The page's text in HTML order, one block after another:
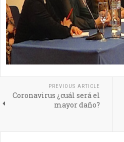
PREVIOUS ARTICLE
Coronavirus ¿cuál será el
mayor daño?